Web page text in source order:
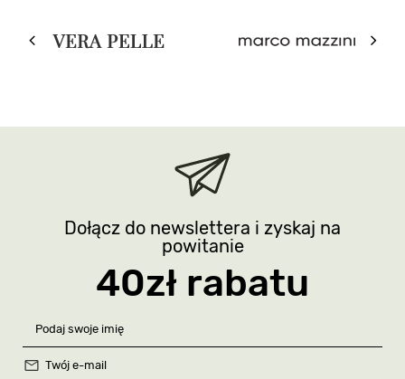
Dołącz do newslettera i zyskaj na
powitanie
40zł rabatu